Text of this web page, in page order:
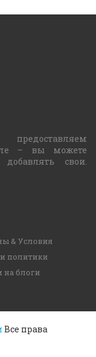
– вы можете
свои.
& Условия
политики
на блоги
Все права